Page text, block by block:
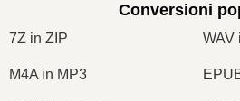
Conversioni
7Z in ZIP WAV
M4A in MP3